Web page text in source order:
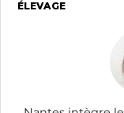
ÉLEVAGE